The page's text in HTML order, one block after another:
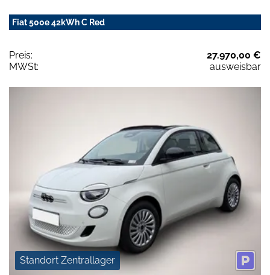
Fiat 500e 42kWh C Red
Preis:
27.970,00 €
MWSt:
ausweisbar
Standort Zentrallager